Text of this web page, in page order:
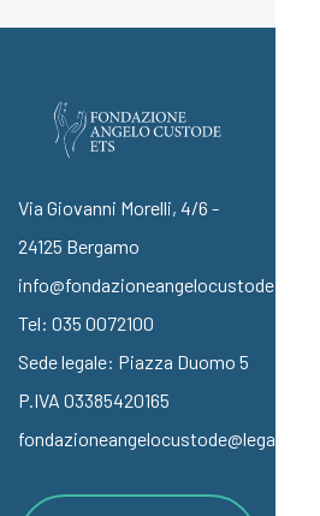
Via Giovanni Morelli, 4/6 -
24125 Bergamo
info@fondazioneangelocustode.it
Tel: 035 0072100
Sede legale: Piazza Duomo 5
P.IVA 03385420165
fondazioneangelocustode@legalmail.it